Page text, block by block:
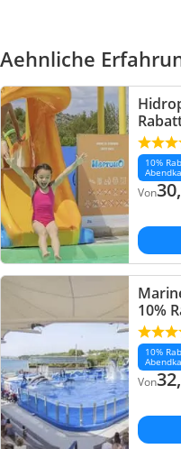
Aehnliche
10%
Von
10%
10%
Von